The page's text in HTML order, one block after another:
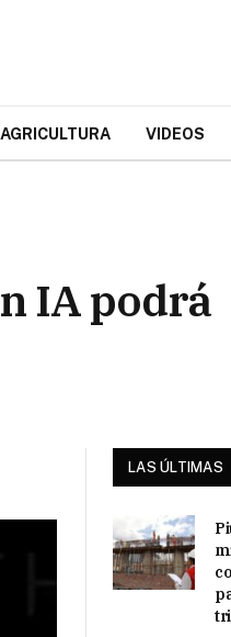
AGRICULTURA VIDEOS
IA podrá
LAS ÚLTIMAS